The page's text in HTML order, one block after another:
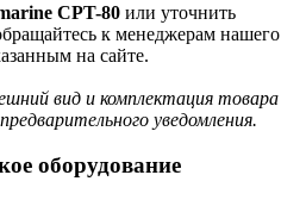
CPT-80 или уточнить
к менеджерам нашего
на сайте.
вид и комплектация товара
уведомления.
оборудование